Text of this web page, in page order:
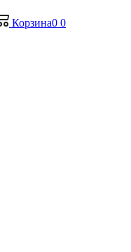
Корзина0 0